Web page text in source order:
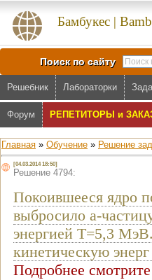
Бамбукес |
Поиск по сайту
Решебник Лабораторки
Форум РЕПЕТИТОРЫ и
Главная » Обучение » Решение
[04.03.2014 18:50]
Решение 4794:
Покоившееся ядро
выбросило a-
энергией T=5,3
кинетическую энерг
Подробнее